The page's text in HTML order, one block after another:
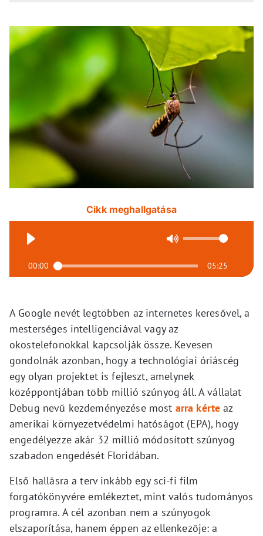
Cikk meghallgatása
00:00 05:25
A Google nevét legtöbben az internetes keresővel, a
mesterséges intelligenciával vagy az
okostelefonokkal kapcsolják össze. Kevesen
gondolnák azonban, hogy a technológiai óriáscég
egy olyan projektet is fejleszt, amelynek
középpontjában több millió szúnyog áll. A vállalat
Debug nevű kezdeményezése most arra kérte az
amerikai környezetvédelmi hatóságot (EPA), hogy
engedélyezze akár 32 millió módosított szúnyog
szabadon engedését Floridában.
Első hallásra a terv inkább egy sci-fi film
forgatókönyvére emlékeztet, mint valós tudományos
programra. A cél azonban nem a szúnyogok
elszaporítása, hanem éppen az ellenkezője: a